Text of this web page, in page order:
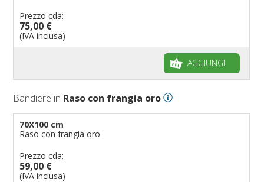
Prezzo cda:
75,00 €
(IVA inclusa)
AGGIUNGI
Bandiere in Raso con frangia oro
70X100 cm
Raso con frangia oro
Prezzo cda:
59,00 €
(IVA inclusa)